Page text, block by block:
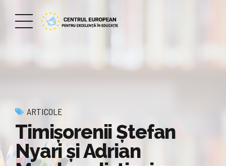
ARTICOLE
Timișorenii Ștefan
Nyari și Adrian